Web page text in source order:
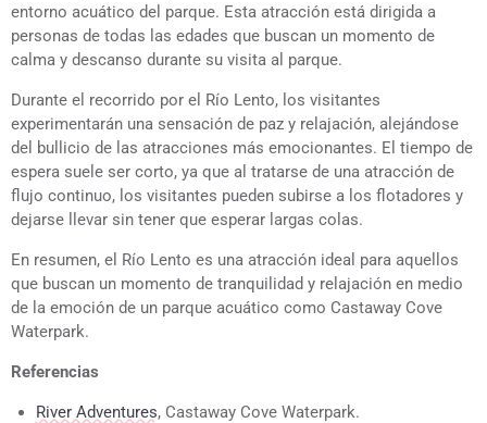
entorno acuático del parque. Esta atracción está dirigida a
personas de todas las edades que buscan un momento de
calma y descanso durante su visita al parque.
Durante el recorrido por el Río Lento, los visitantes
experimentarán una sensación de paz y relajación, alejándose
del bullicio de las atracciones más emocionantes. El tiempo de
espera suele ser corto, ya que al tratarse de una atracción de
flujo continuo, los visitantes pueden subirse a los flotadores y
dejarse llevar sin tener que esperar largas colas.
En resumen, el Río Lento es una atracción ideal para aquellos
que buscan un momento de tranquilidad y relajación en medio
de la emoción de un parque acuático como Castaway Cove
Waterpark.
Referencias
River Adventures, Castaway Cove Waterpark.